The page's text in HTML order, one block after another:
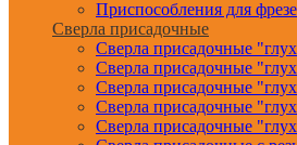
Приспособления для
Сверла присадочные
Сверла присадочные
Сверла присадочные
Сверла присадочные
Сверла присадочные
Сверла присадочные